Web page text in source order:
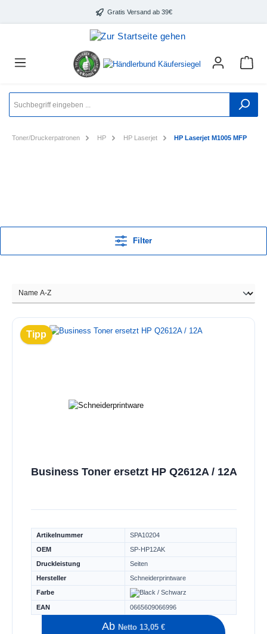
Gratis Versand ab 39€
Toner/Druckerpatronen HP HP Laserjet HP Laserjet M1005 MFP
Filter
Tipp
Business Toner ersetzt HP Q2612A / 12A
Artikelnummer
SPA10204
OEM
SP-HP12AK
Druckleistung
Seiten
Hersteller
Schneiderprintware
Farbe
EAN 0665609066996
Ab Netto 13,05 €